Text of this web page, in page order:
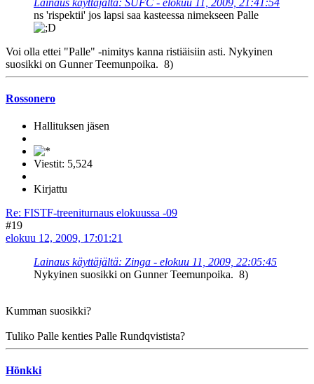
ns 'rispektii' jos lapsi saa kasteessa nimekseen Palle
Voi olla ettei "Palle" -nimitys kanna ristiäisiin asti. Nykyinen
suosikki on Gunner Teemunpoika. 8)
Rossonero
Hallituksen jäsen
Viestit: 5,524
Kirjattu
Re: FISTF-treeniturnaus elokuussa -09
#19
elokuu 12, 2009, 17:01:21
Lainaus käyttäjältä: Zinga - elokuu 11, 2009, 22:05:45
Nykyinen suosikki on Gunner Teemunpoika. 8)
Kumman suosikki?
Tuliko Palle kenties Palle Rundqvistista?
Hönkki